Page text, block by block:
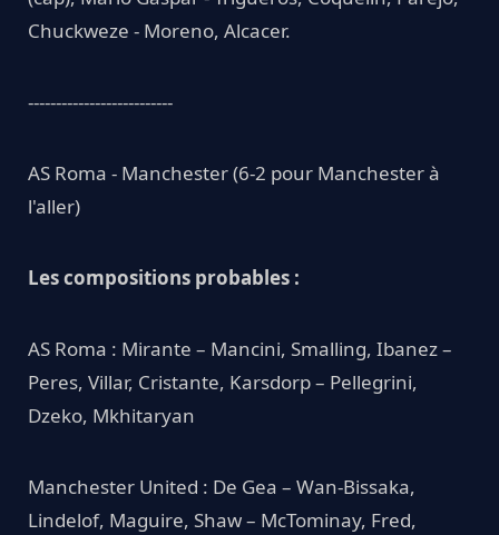
Chuckweze - Moreno, Alcacer.
--------------------------
AS Roma - Manchester (6-2 pour Manchester à
l'aller)
Les compositions probables :
AS Roma : Mirante – Mancini, Smalling, Ibanez –
Peres, Villar, Cristante, Karsdorp – Pellegrini,
Dzeko, Mkhitaryan
Manchester United : De Gea – Wan-Bissaka,
Lindelof, Maguire, Shaw – McTominay, Fred,